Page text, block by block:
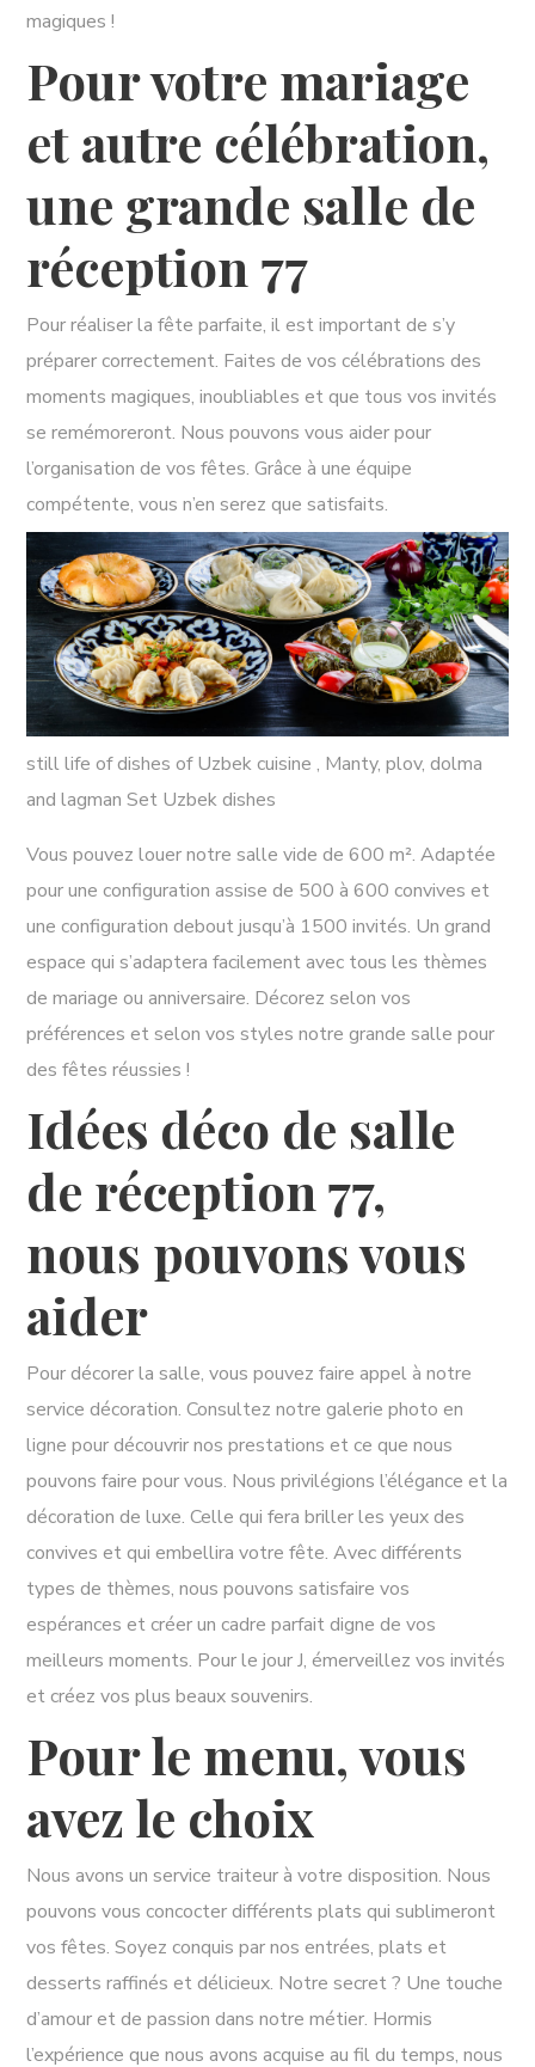
magiques !
Pour votre mariage
et autre célébration,
une grande salle de
réception 77
Pour réaliser la fête parfaite, il est important de s’y
préparer correctement. Faites de vos célébrations des
moments magiques, inoubliables et que tous vos invités
se remémoreront. Nous pouvons vous aider pour
l’organisation de vos fêtes. Grâce à une équipe
compétente, vous n’en serez que satisfaits.
still life of dishes of Uzbek cuisine , Manty, plov, dolma
and lagman Set Uzbek dishes
Vous pouvez louer notre salle vide de 600 m². Adaptée
pour une configuration assise de 500 à 600 convives et
une configuration debout jusqu’à 1500 invités. Un grand
espace qui s’adaptera facilement avec tous les thèmes
de mariage ou anniversaire. Décorez selon vos
préférences et selon vos styles notre grande salle pour
des fêtes réussies !
Idées déco de salle
de réception 77,
nous pouvons vous
aider
Pour décorer la salle, vous pouvez faire appel à notre
service décoration. Consultez notre galerie photo en
ligne pour découvrir nos prestations et ce que nous
pouvons faire pour vous. Nous privilégions l’élégance et la
décoration de luxe. Celle qui fera briller les yeux des
convives et qui embellira votre fête. Avec différents
types de thèmes, nous pouvons satisfaire vos
espérances et créer un cadre parfait digne de vos
meilleurs moments. Pour le jour J, émerveillez vos invités
et créez vos plus beaux souvenirs.
Pour le menu, vous
avez le choix
Nous avons un service traiteur à votre disposition. Nous
pouvons vous concocter différents plats qui sublimeront
vos fêtes. Soyez conquis par nos entrées, plats et
desserts raffinés et délicieux. Notre secret ? Une touche
d’amour et de passion dans notre métier. Hormis
l’expérience que nous avons acquise au fil du temps, nous